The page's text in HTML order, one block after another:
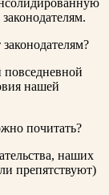
повседневной
нашей
почитать?
наших
препятствуют)